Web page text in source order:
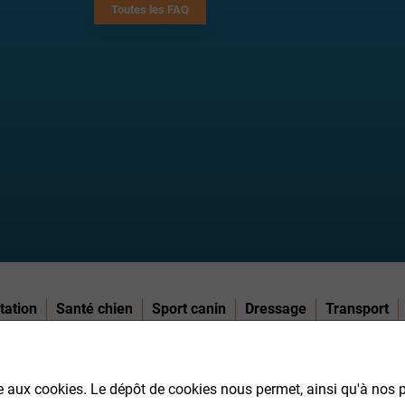
Toutes les FAQ
Santé chien Sport canin Dressage Transport
A PROPOS DE CROQ.FR INFORMATIONS SUR LA
cookies. Le dépôt de cookies nous permet, ainsi qu'à